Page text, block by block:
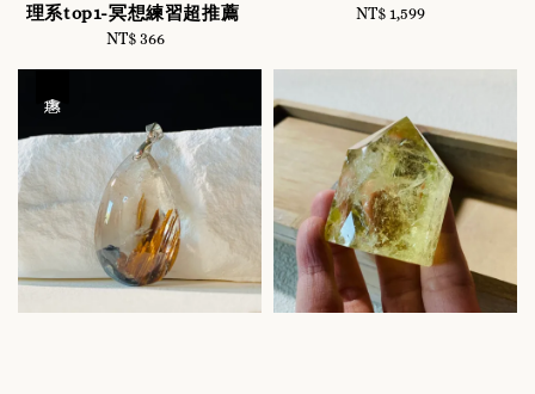
理系top1-冥想練習超推薦
Regular
NT$ 366
Regular
NT$ 1,599